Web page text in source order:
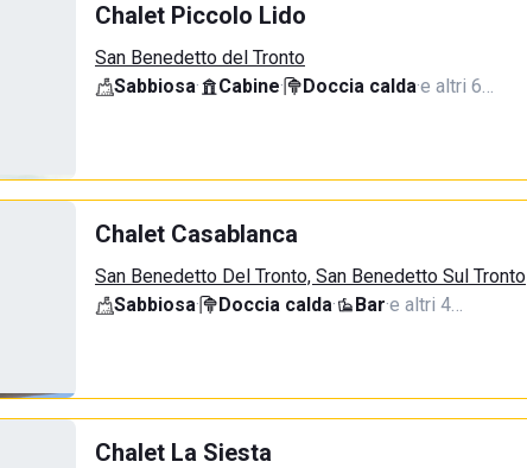
Chalet Piccolo Lido
San Benedetto del Tronto
Sabbiosa· Cabine· Doccia calda·e altri 6…
Chalet Casablanca
San Benedetto Del Tronto, San Benedetto Sul Tronto
Sabbiosa· Doccia calda· Bar·e altri 4…
Chalet La Siesta